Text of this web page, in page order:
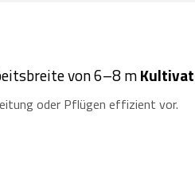
von 6–8 m
oder Pflügen effizient vor.